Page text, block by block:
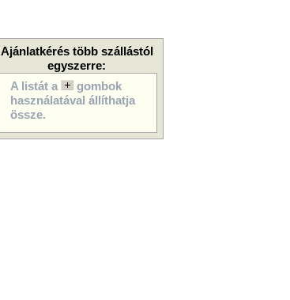
Ajánlatkérés több szállástól
egyszerre:
A listát a
gombok
használatával állíthatja
össze.